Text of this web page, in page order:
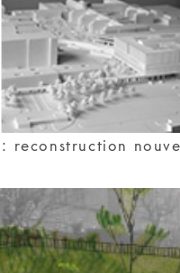
: reconstruction